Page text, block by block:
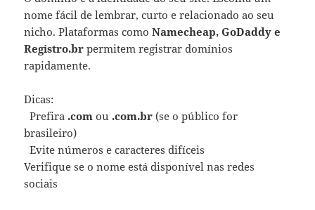
nome fácil de lembrar, curto e relacionado ao seu
nicho. Plataformas comoNamecheap, GoDaddy e
Registro.br permitem registrar domínios
rapidamente.
Dicas:
Prefira .com ou .com.br (se o público for
brasileiro)
Evite números e caracteres difíceis
Verifique se o nome está disponível nas redes
sociais